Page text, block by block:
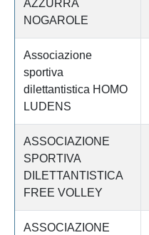
AZZURRA
NOGAROLE
Associazione
sportiva
dilettantistica HOMO
LUDENS
ASSOCIAZIONE
SPORTIVA
DILETTANTISTICA
FREE VOLLEY
ASSOCIAZIONE